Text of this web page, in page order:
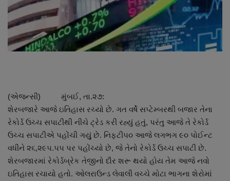
About Author
Contact
રાષ્ટ્રીય
ગુજરાત
જુનાગઢ
(એજન્સી) મુંબઈ, તા.૨૭:
શેરબજારે આજે ઇતિહાસ રચ્યો છે. ગત વર્ષે સપ્ટેમ્બરથી બજાર તેના
રેકોર્ડ ઉચ્ચ સપાટીથી નીચે ટ્રેડ કરી રહ્યું હતું, પરંતુ આજે તે રેકોર્ડ
ઉચ્ચ સપાટીએ પહોંચી ગયુું છે. નિફ્ટી૫૦ આજે લગભગ ૯૦ પોઈન્ટ
વધીને ૨૬,૨૯૫.૫૫ પર પહોંચ્યો છે, જે તેનો રેકોર્ડ ઉચ્ચ સપાટી છે.
શેરબજારમાં રેકોર્ડબ્રેક તેજીનો દૌર શરૂ થયો હોય તેમ આજે નવો
ઇતિહાસ રચાયો હતો. ઓલરાઉન્ડ લેવાલી વચ્ચે મોટા ભાગના શેરોમાં